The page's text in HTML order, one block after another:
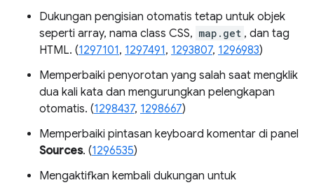
Dukungan pengisian otomatis tetap untuk objek
seperti array, nama class CSS, map.get , dan tag
HTML. (1297101, 1297491, 1293807, 1296983)
Memperbaiki penyorotan yang salah saat mengklik
dua kali kata dan mengurungkan pelengkapan
otomatis. (1298437, 1298667)
Memperbaiki pintasan keyboard komentar di panel
Sources. (1296535)
Mengaktifkan kembali dukungan untuk